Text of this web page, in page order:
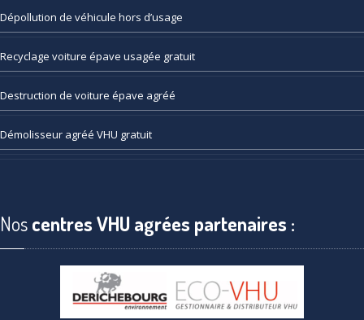
Dépollution de véhicule hors d’usage
Recyclage voiture épave usagée gratuit
Destruction de voiture épave agréé
Démolisseur agréé VHU gratuit
Noscentres VHU agrées partenaires :